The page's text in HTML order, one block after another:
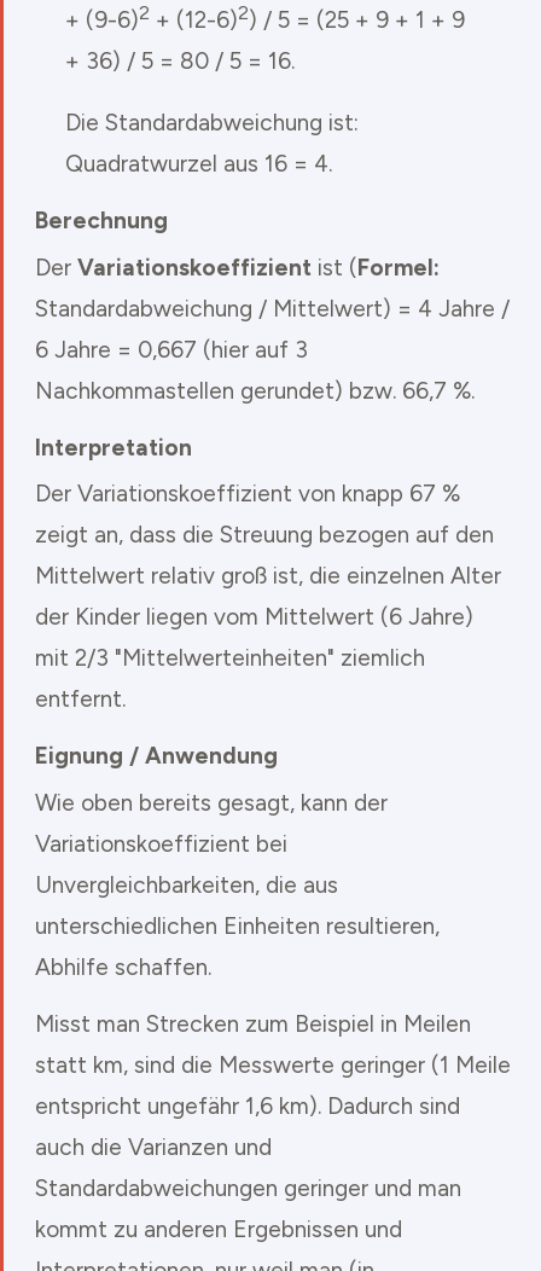
+ (9-6)2 + (12-6)2) / 5 = (25 + 9 + 1 + 9
+ 36) / 5 = 80 / 5 = 16.
Die Standardabweichung ist:
Quadratwurzel aus 16 = 4.
Berechnung
Der Variationskoeffizientist (Formel:
Standardabweichung / Mittelwert) = 4 Jahre /
6 Jahre = 0,667 (hier auf 3
Nachkommastellen gerundet) bzw. 66,7 %.
Interpretation
Der Variationskoeffizient von knapp 67 %
zeigt an, dass die Streuung bezogen auf den
Mittelwert relativ groß ist, die einzelnen Alter
der Kinder liegen vom Mittelwert (6 Jahre)
mit 2/3 "Mittelwerteinheiten" ziemlich
entfernt.
Eignung / Anwendung
Wie oben bereits gesagt, kann der
Variationskoeffizient bei
Unvergleichbarkeiten, die aus
unterschiedlichen Einheiten resultieren,
Abhilfe schaffen.
Misst man Strecken zum Beispiel in Meilen
statt km, sind die Messwerte geringer (1 Meile
entspricht ungefähr 1,6 km). Dadurch sind
auch die Varianzen und
Standardabweichungen geringer und man
kommt zu anderen Ergebnissen und